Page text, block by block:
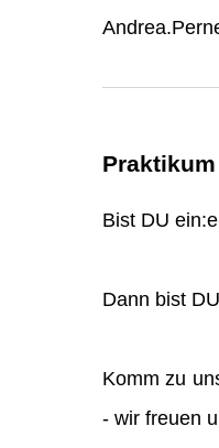
Praktikum
Bist DU
Dann bist
Komm zu
- wir freuen